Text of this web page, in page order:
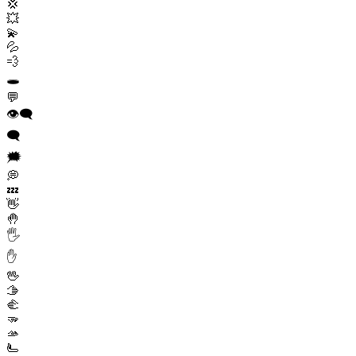
💢
💥
💫
💦
💨
🕳️
💬
👁️‍🗨️
🗨️
🗯️
💭
💤
👋
🤚
🖐️
✋
🖖
🫱
🫲
🫳
🫴
🫷